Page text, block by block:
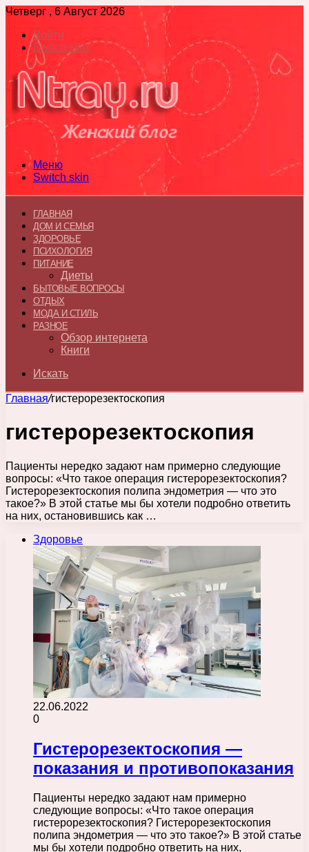
Четверг , 6 Август 2026
Войти
Switch skin
Меню
Switch skin
ГЛАВНАЯ
ДОМ И СЕМЬЯ
ЗДОРОВЬЕ
ПСИХОЛОГИЯ
ПИТАНИЕ
Диеты
БЫТОВЫЕ ВОПРОСЫ
ОТДЫХ
МОДА И СТИЛЬ
РАЗНОЕ
Обзор интернета
Книги
Искать
Главная/гистерорезектоскопия
гистерорезектоскопия
Пациенты нередко задают нам примерно следующие
вопросы: «Что такое операция гистерорезектоскопия?
Гистерорезектоскопия полипа эндометрия — что это
такое?» В этой статье мы бы хотели подробно ответить
на них, остановившись как …
Здоровье
22.06.2022
0
Гистерорезектоскопия —
показания и противопоказания
Пациенты нередко задают нам примерно
следующие вопросы: «Что такое операция
гистерорезектоскопия? Гистерорезектоскопия
полипа эндометрия — что это такое?» В этой статье
мы бы хотели подробно ответить на них,